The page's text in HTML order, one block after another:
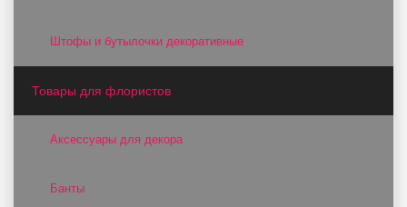
Штофы и бутылочки декоративные
Товары для флористов
Аксессуары для декора
Банты